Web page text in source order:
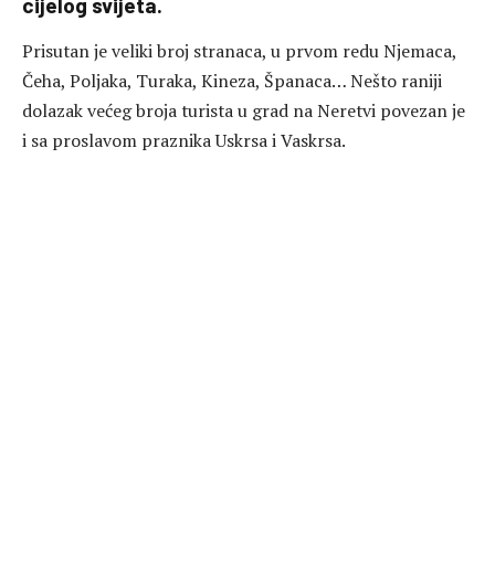
Prisutan je veliki broj stranaca, u prvom redu Njemaca,
Čeha, Poljaka, Turaka, Kineza, Španaca… Nešto raniji
dolazak većeg broja turista u grad na Neretvi povezan je
i sa proslavom praznika Uskrsa i Vaskrsa.